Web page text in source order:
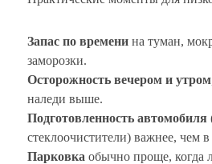
Запас по времени на туман,
заморозки.
Осторожность вечером и утром
наледи выше.
Подготовленность автомобиля
стеклоочистители) важнее, чем в
Парковка обычно проще, когда